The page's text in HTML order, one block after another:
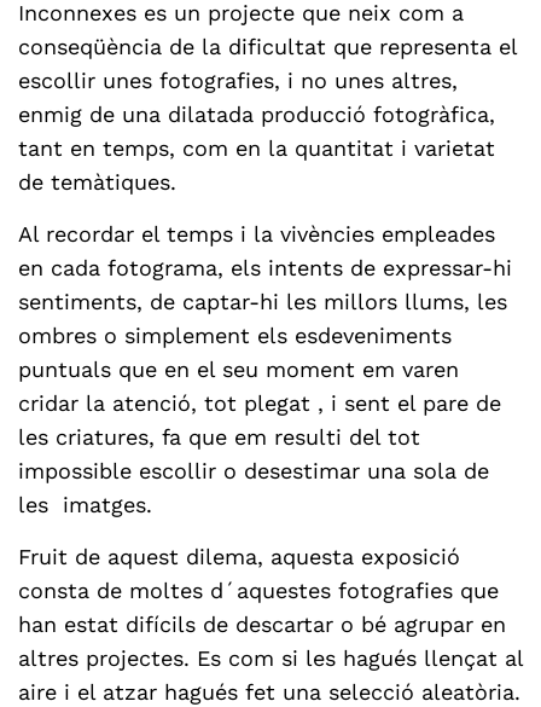
Inconnexes es un projecte que neix com a
conseqüència de la dificultat que representa el
escollir unes fotografies, i no unes altres,
enmig de una dilatada producció fotogràfica,
tant en temps, com en la quantitat i varietat
de temàtiques.
Al recordar el temps i la vivències empleades
en cada fotograma, els intents de expressar-hi
sentiments, de captar-hi les millors llums, les
ombres o simplement els esdeveniments
puntuals que en el seu moment em varen
cridar la atenció, tot plegat , i sent el pare de
les criatures, fa que em resulti del tot
impossible escollir o desestimar una sola de
les imatges.
Fruit de aquest dilema, aquesta exposició
consta de moltes d´aquestes fotografies que
han estat difícils de descartar o bé agrupar en
altres projectes. Es com si les hagués llençat al
aire i el atzar hagués fet una selecció aleatòria.